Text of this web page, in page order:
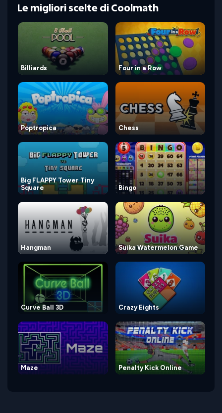
Le migliori scelte di Coolmath
Billiards Four in a Row
Poptropica Chess
Big FLAPPY Tower Tiny
Square
Bingo
Hangman Suika Watermelon Game
Curve Ball 3D Crazy Eights
Maze Penalty Kick Online